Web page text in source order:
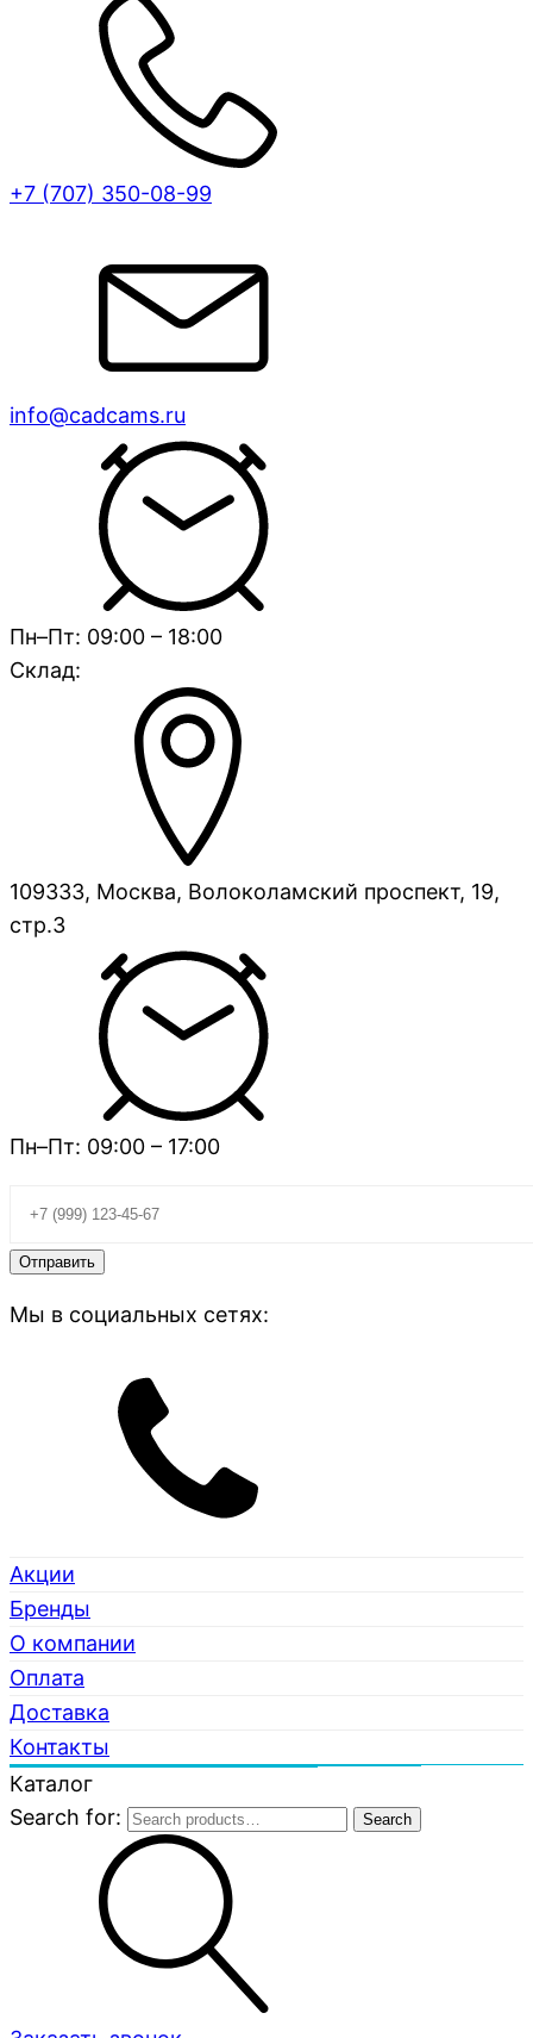
+7 (707) 350-08-99
info@cadcams.ru
Пн–Пт: 09:00 – 18:00
Склад:
109333, Москва, Волоколамский проспект, 19,
стр.3
Пн–Пт: 09:00 – 17:00
Мы в социальных сетях:
Акции
Бренды
О компании
Оплата
Доставка
Контакты
Каталог
Search for:
Search